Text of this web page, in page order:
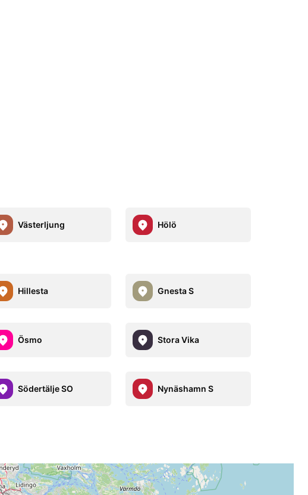
Västerljung Hölö
Hillesta Gnesta S
Ösmo Stora Vika
Södertälje SO Nynäshamn S